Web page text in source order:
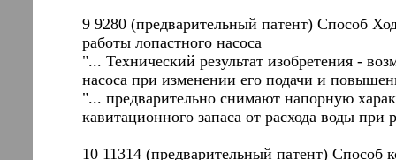
9 9280 (предварительный патент) Способ
работы лопастного насоса
"... Технический результат изобретения -
насоса при изменении его подачи и
"... предварительно снимают напорную
кавитационного запаса от расхода воды
10 11314 (предварительный патент) Способ